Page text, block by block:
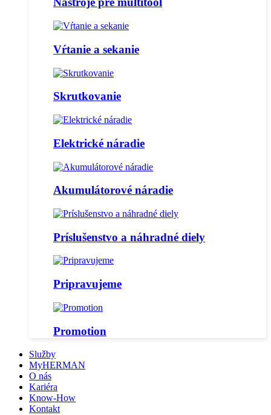
Vŕtanie a sekanie
Skrutkovanie
Elektrické náradie
Akumulátorové náradie
Príslušenstvo a náhradné diely
Pripravujeme
Promotion
Služby
MyHERMAN
O nás
Kariéra
Know-How
Kontakt